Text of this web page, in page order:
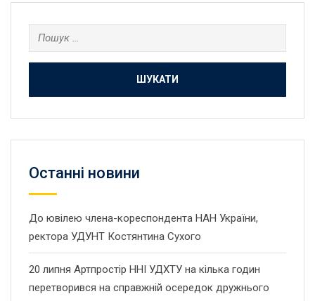
Пошук:
Останнi новини
До ювілею члена-кореспондента НАН України,
ректора УДУНТ Костянтина Сухого
20 липня Артпростір ННІ УДХТУ на кілька годин
перетворився на справжній осередок дружнього